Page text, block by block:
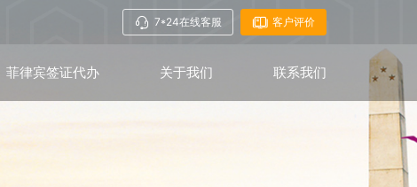
7*24在线客服 客户评价
菲律宾签证代办 关于我们 联系我们